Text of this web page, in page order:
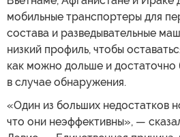
мобильные транспортеры для
состава и разведывательные
низкий профиль, чтобы
как можно дольше и достаточно
в случае обнаружения.
«Один из больших недостатков
что они неэффективны», —